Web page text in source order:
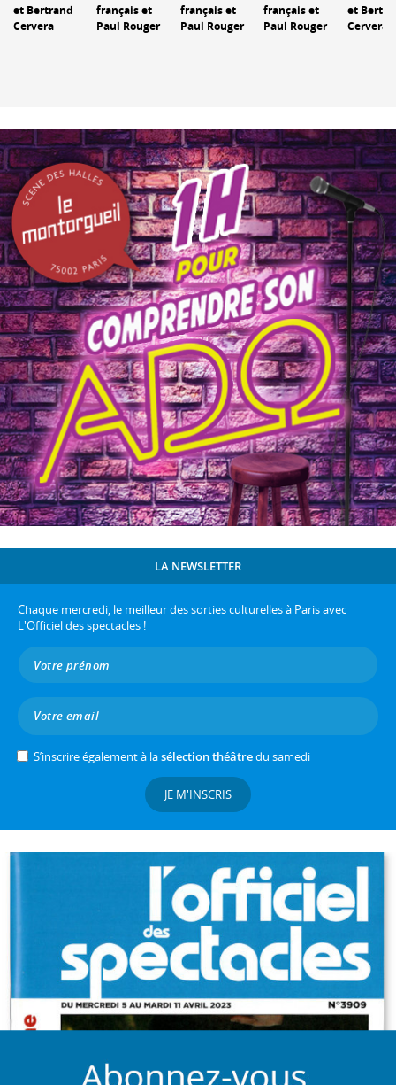
et Bertrand
Cervera
français et
Paul Rouger
français et
Paul Rouger
français et
Paul Rouger
et
Cervera
LA NEWSLETTER
Chaque mercredi, le meilleur des sorties culturelles à Paris avec
L'Officiel des spectacles !
S’inscrire également à lasélection théâtredu samedi
JE M'INSCRIS